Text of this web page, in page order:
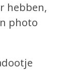
hebben,
photo